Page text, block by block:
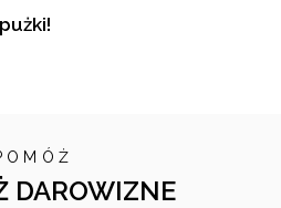
DAROWIZNE